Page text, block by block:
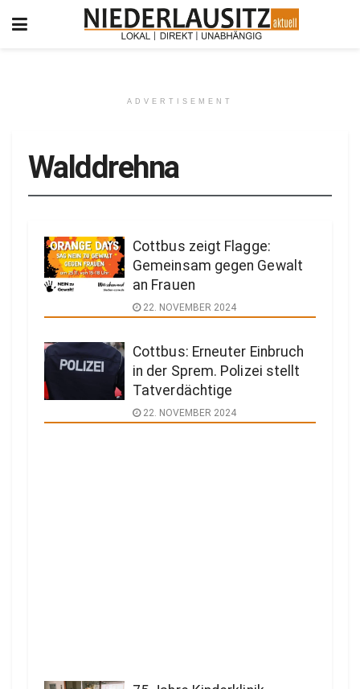
ADVERTISEMENT
Walddrehna
Cottbus zeigt Flagge:
Gemeinsam gegen Gewalt
an Frauen
22. NOVEMBER 2024
Cottbus: Erneuter Einbruch
in der Sprem. Polizei stellt
Tatverdächtige
22. NOVEMBER 2024